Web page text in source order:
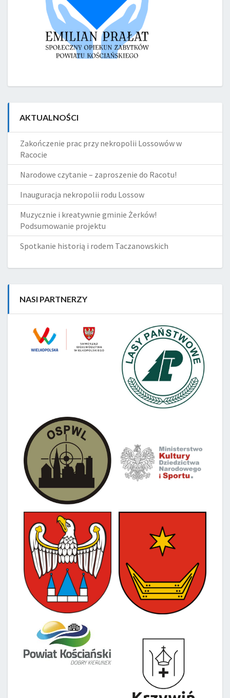
AKTUALNOŚCI
Zakończenie prac przy nekropolii Lossowów w
Racocie
Narodowe czytanie – zaproszenie do Racotu!
Inauguracja nekropolii rodu Lossow
Muzycznie i kreatywnie gminie Żerków!
Podsumowanie projektu
Spotkanie historią i rodem Taczanowskich
NASI PARTNERZY